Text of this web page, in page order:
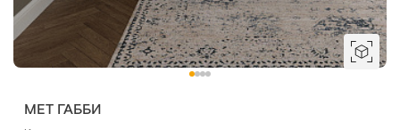
MET ГАББИ